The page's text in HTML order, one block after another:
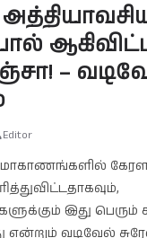
–
Editor
மாகாணங்களில்
இது பெரும்
வடிவேல்